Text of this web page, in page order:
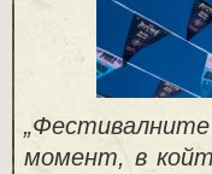
момент, в